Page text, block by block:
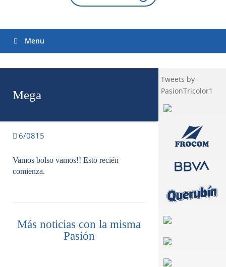
Menu
Mega
6/0815
Vamos bolso vamos!! Esto recién
comienza.
Más noticias con la misma
Pasión
Tweets by
PasionTricolor1